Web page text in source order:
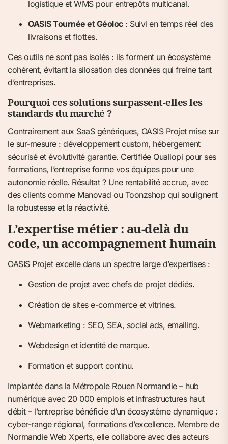
logistique et WMS pour entrepôts multicanal.
OASIS Tournée et Géoloc: Suivi en temps réel des
livraisons et flottes.
Ces outils ne sont pas isolés : ils forment un écosystème
cohérent, évitant la silosation des données qui freine tant
d’entreprises.
Pourquoi ces solutions surpassent-elles les
standards du marché ?
Contrairement aux SaaS génériques, OASIS Projet mise sur
le sur-mesure : développement custom, hébergement
sécurisé et évolutivité garantie. Certifiée Qualiopi pour ses
formations, l’entreprise forme vos équipes pour une
autonomie réelle. Résultat ? Une rentabilité accrue, avec
des clients comme Manovad ou Toonzshop qui soulignent
la robustesse et la réactivité.
L’expertise métier : au-delà du
code, un accompagnement humain
OASIS Projet excelle dans un spectre large d’expertises :
Gestion de projet avec chefs de projet dédiés.
Création de sites e-commerce et vitrines.
Webmarketing : SEO, SEA, social ads, emailing.
Webdesign et identité de marque.
Formation et support continu.
Implantée dans la Métropole Rouen Normandie – hub
numérique avec 20 000 emplois et infrastructures haut
débit – l’entreprise bénéficie d’un écosystème dynamique :
cyber-range régional, formations d’excellence. Membre de
Normandie Web Xperts, elle collabore avec des acteurs